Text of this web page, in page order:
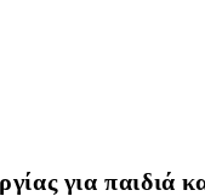
για παιδιά